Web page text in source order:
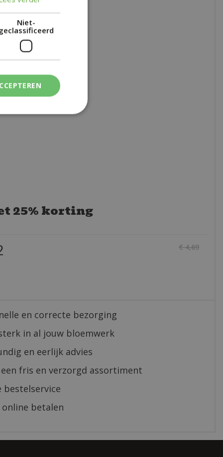
403 g
€ 4,69
25% korting
en correcte bezorging
in al jouw bloemwerk
en eerlijk advies
fris en verzorgd assortiment
bestelservice
online betalen
Niet-